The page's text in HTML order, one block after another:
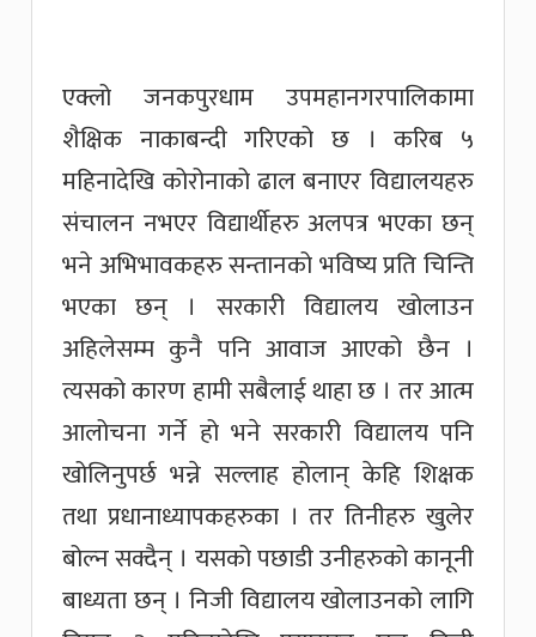
एक्लो जनकपुरधाम उपमहानगरपालिकामा
शैक्षिक नाकाबन्दी गरिएको छ । करिब ५
महिनादेखि कोरोनाको ढाल बनाएर विद्यालयहरु
संचालन नभएर विद्यार्थीहरु अलपत्र भएका छन्
भने अभिभावकहरु सन्तानको भविष्य प्रति चिन्ति
भएका छन् । सरकारी विद्यालय खोलाउन
अहिलेसम्म कुनै पनि आवाज आएको छैन ।
त्यसको कारण हामी सबैलाई थाहा छ । तर आत्म
आलोचना गर्ने हो भने सरकारी विद्यालय पनि
खोलिनुपर्छ भन्ने सल्लाह होलान् केहि शिक्षक
तथा प्रधानाध्यापकहरुका । तर तिनीहरु खुलेर
बोल्न सक्दैन् । यसको पछाडी उनीहरुको कानूनी
बाध्यता छन् । निजी विद्यालय खोलाउनको लागि